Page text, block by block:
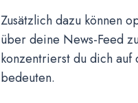
Zusätzlich dazu können
über deine News-Feed
konzentrierst du dich
bedeuten.